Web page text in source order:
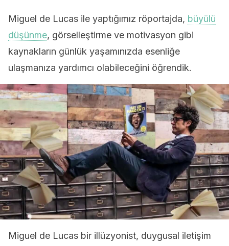
Miguel de Lucas ile yaptığımız röportajda, büyülü
düşünme, görselleştirme ve motivasyon gibi
kaynakların günlük yaşamınızda esenliğe
ulaşmanıza yardımcı olabileceğini öğrendik.
Miguel de Lucas bir illüzyonist, duygusal iletişim